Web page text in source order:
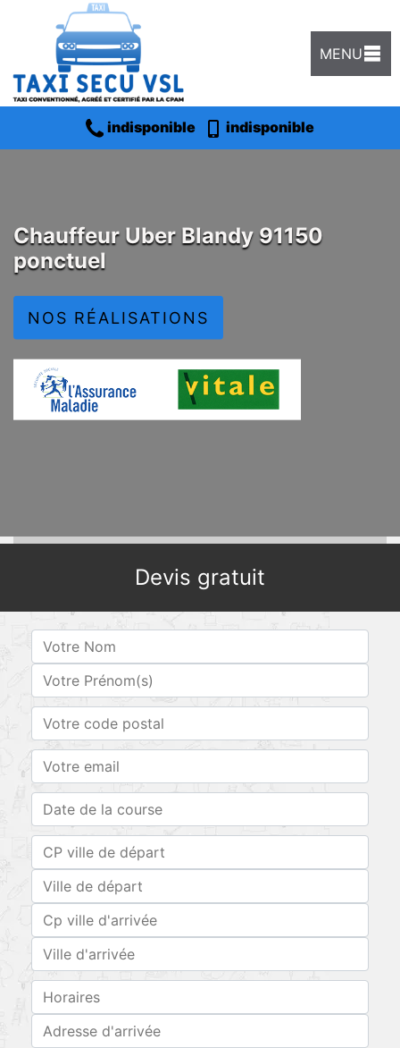
MENU
indisponible indisponible
Chauffeur Uber Blandy 91150
ponctuel
NOS RÉALISATIONS
Devis gratuit